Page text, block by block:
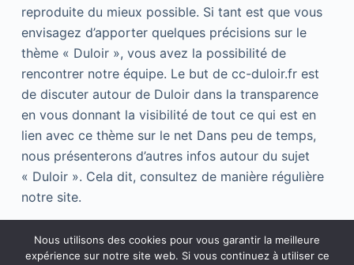
reproduite du mieux possible. Si tant est que vous
envisagez d’apporter quelques précisions sur le
thème « Duloir », vous avez la possibilité de
rencontrer notre équipe. Le but de cc-duloir.fr est
de discuter autour de Duloir dans la transparence
en vous donnant la visibilité de tout ce qui est en
lien avec ce thème sur le net Dans peu de temps,
nous présenterons d’autres infos autour du sujet
« Duloir ». Cela dit, consultez de manière régulière
notre site.
Nous utilisons des cookies pour vous garantir la meilleure
expérience sur notre site web. Si vous continuez à utiliser ce